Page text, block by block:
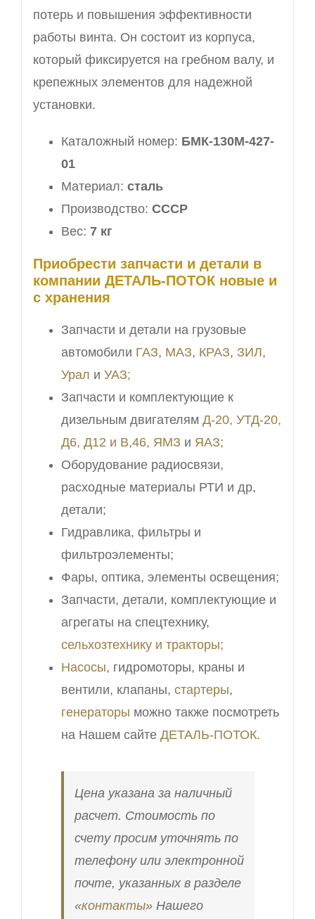
потерь и повышения эффективности
работы винта. Он состоит из корпуса,
который фиксируется на гребном валу, и
крепежных элементов для надежной
установки.
Каталожный номер: БМК-130М-427-
01
Материал: сталь
Производство: СССР
Вес: 7 кг
Приобрести запчасти и детали в
компании ДЕТАЛЬ-ПОТОК новые и
с хранения
Запчасти и детали на грузовые
автомобили ГАЗ, МАЗ, КРАЗ, ЗИЛ,
Урал и УАЗ;
Запчасти и комплектующие к
дизельным двигателям Д-20, УТД-20,
Д6, Д12 и В,46, ЯМЗ и ЯАЗ;
Оборудование радиосвязи,
расходные материалы РТИ и др,
детали;
Гидравлика, фильтры и
фильтроэлементы;
Фары, оптика, элементы освещения;
Запчасти, детали, комплектующие и
агрегаты на спецтехнику,
сельхозтехнику и тракторы;
Насосы, гидромоторы, краны и
вентили, клапаны, стартеры,
генераторы можно также посмотреть
на Нашем сайте ДЕТАЛЬ-ПОТОК.
Цена указана за наличный
расчет. Стоимость по
счету просим уточнять по
телефону или электронной
почте, указанных в разделе
«контакты» Нашего